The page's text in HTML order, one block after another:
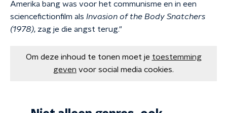
Amerika bang was voor het communisme en in een
sciencefictionfilm als Invasion of the Body Snatchers
(1978), zag je die angst terug."
Om deze inhoud te tonen moet je toestemming
geven voor social media cookies.